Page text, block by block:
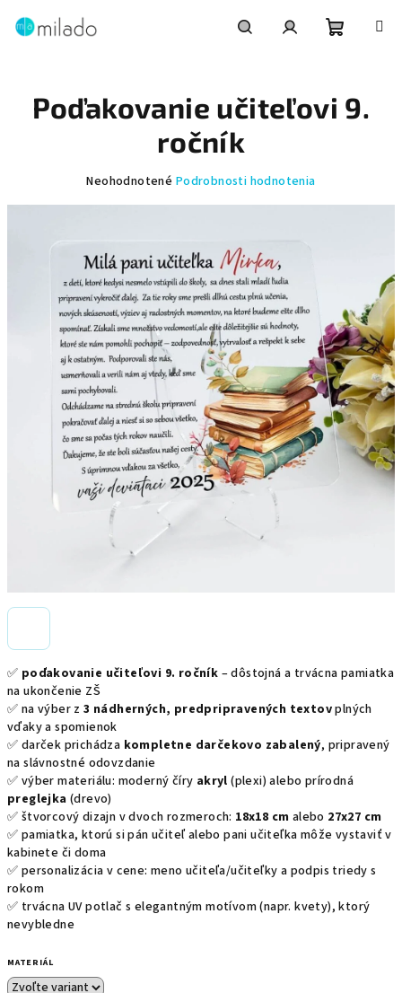
košík
✅ poďakovanie učiteľovi 9. ročník – dôstojná a trvácna pamiatka
na ukončenie ZŠ
✅ na výber z3 nádherných, predpripravených textovplných
vďaky a spomienok
✅ darček prichádza kompletne darčekovo zabalený, pripravený
na slávnostné odovzdanie
✅ výber materiálu: moderný číry akryl (plexi) alebo prírodná
preglejka (drevo)
✅ štvorcový dizajn v dvoch rozmeroch: 18x18 cm alebo 27x27 cm
✅ pamiatka, ktorú si pán učiteľ alebo pani učiteľka môže vystaviť v
kabinete či doma
✅ personalizácia v cene: meno učiteľa/učiteľky a podpis triedy s
rokom
✅ trvácna UV potlač s elegantným motívom (napr. kvety), ktorý
nevybledne
MATERIÁL
Poďakovanie učiteľovi 9.
ročník
Priemerné
0,0
z
5
hviezdičiek.
Neohodnotené Podrobnosti hodnotenia